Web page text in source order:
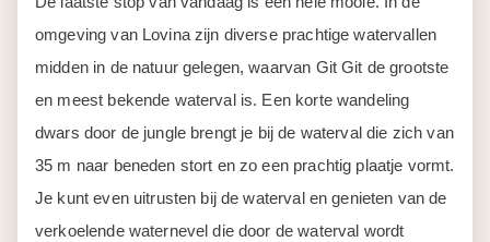
omgeving van Lovina zijn diverse prachtige watervallen
midden in de natuur gelegen, waarvan Git Git de grootste
en meest bekende waterval is. Een korte wandeling
dwars door de jungle brengt je bij de waterval die zich van
35 m naar beneden stort en zo een prachtig plaatje vormt.
Je kunt even uitrusten bij de waterval en genieten van de
verkoelende waternevel die door de waterval wordt